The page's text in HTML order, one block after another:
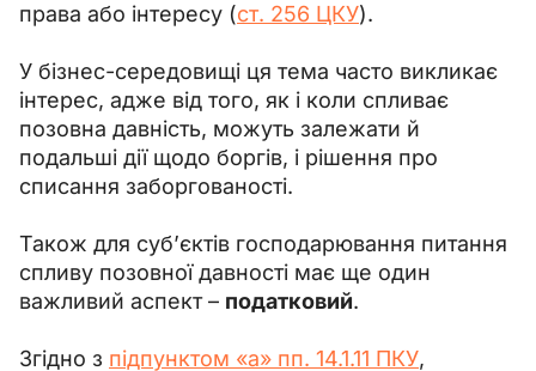
права або інтересу (ст. 256 ЦКУ).
У бізнес-середовищі ця тема часто викликає
інтерес, адже від того, як і коли спливає
позовна давність, можуть залежати й
подальші дії щодо боргів, і рішення про
списання заборгованості.
Також для суб’єктів господарювання питання
спливу позовної давності має ще один
важливий аспект – податковий.
Згідно з підпунктом «а» пп. 14.1.11 ПКУ,